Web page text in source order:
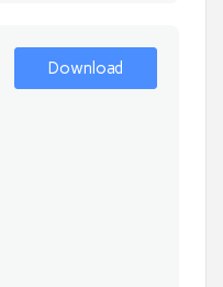
Download